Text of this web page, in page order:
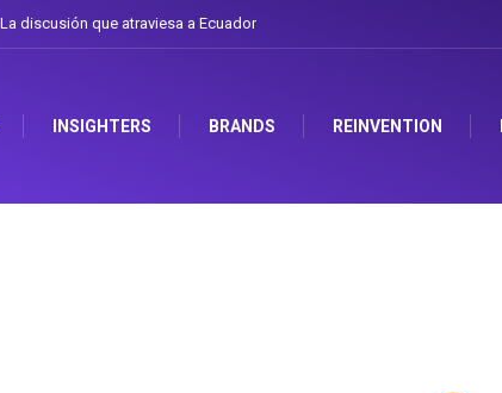
discusión que atraviesa a Ecuador
INSIGHTERS BRANDS REINVENTION